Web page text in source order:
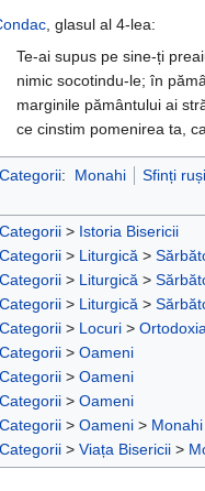
, glasul al 4-lea:
Te-ai supus pe sine-ți
nimic socotindu-le; în
marginile pământului ai
ce cinstim pomenirea ta,
Categorii: Monahi Sfinți ruși
Categorii > Istoria Bisericii
Categorii > Liturgică >
Categorii > Liturgică >
Categorii > Liturgică >
Categorii > Locuri >
Categorii > Oameni
Categorii > Oameni
Categorii > Oameni
Categorii > Oameni > Monahi
Categorii > Viața Bisericii >